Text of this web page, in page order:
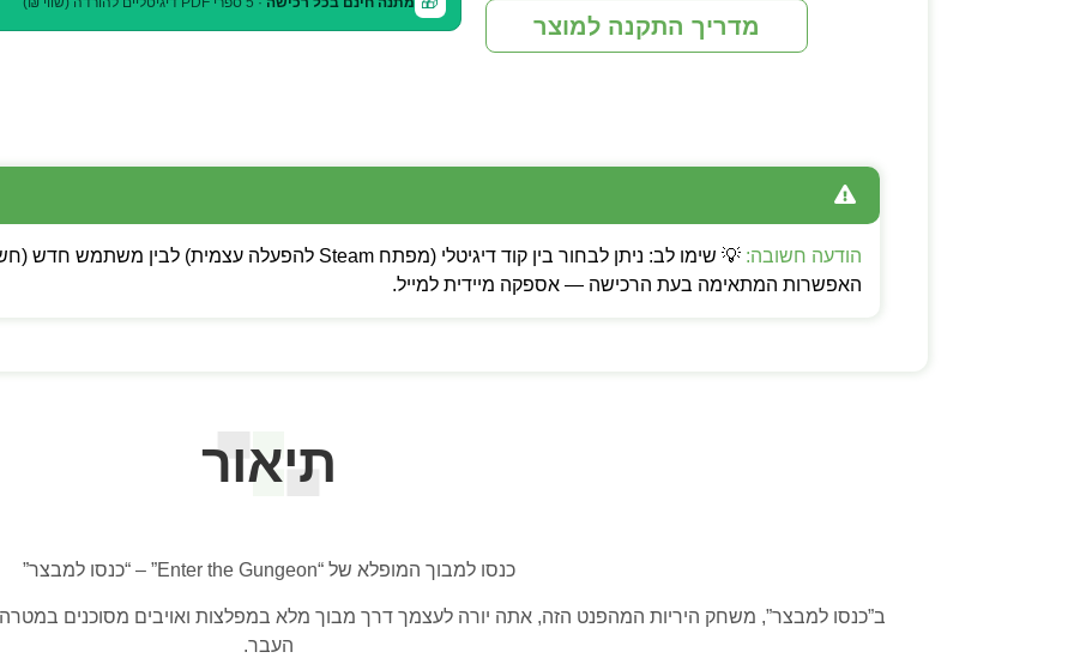
מדריך התקנה למוצר
הודעה חשובה:
האפשרות המתאימה בעת הרכישה — אספקה מיידית למייל.
תיאור
כנסו למבוך המופלא של “Enter the Gungeon” – “כנסו למבצר”
ב”כנסו למבצר”, משחק היריות המהפנט הזה, אתה יורה לעצמך דרך מבוך מלא במפלצות ואויבים מסוכנים
העבר.